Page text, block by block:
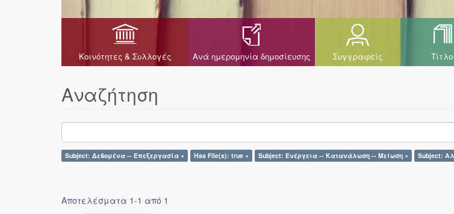
Κοινότητες & Συλλογές Ανά ημερομηνία δημοσίευσης Συγγραφείς
Αναζήτηση
Subject: Δεδομένα -- Επεξεργασία × Has File(s): true × Subject: Ενέργεια -- Κατανάλωση -- Μείωση × Subject:
Αποτελέσματα 1-1 από 1